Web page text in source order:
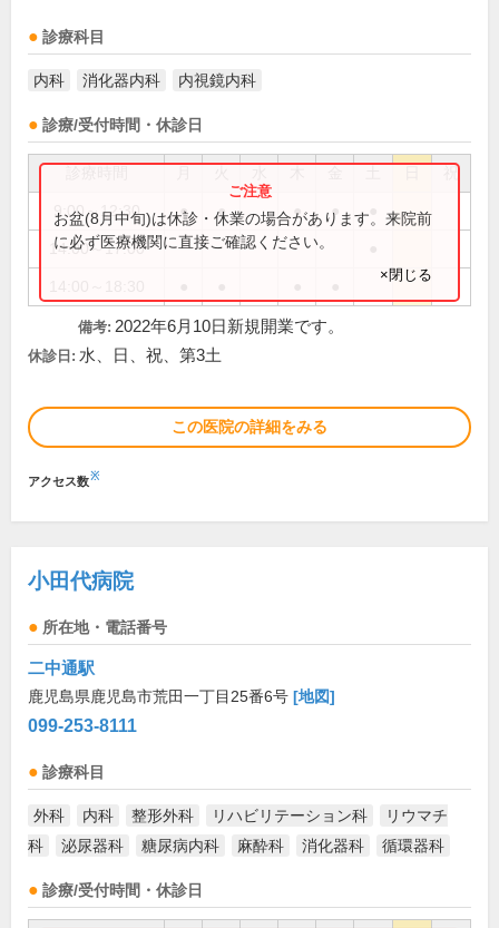
診療科目
内科 消化器内科 内視鏡内科
診療/受付時間・休診日
祝
9:00～12:30 ● ● ● ●
14:00～17:00
お盆(8月中旬)は休診・休業の場合があります。来院前
に必ず医療機関に直接ご確認ください。
×閉じる
備考: 2022年6月10日新規開業です。
休診日: 水、日、祝、第3土
この医院の詳細をみる
アクセス数※
小田代病院
所在地・電話番号
二中通駅
鹿児島県鹿児島市荒田一丁目25番6号 [地図]
099-253-8111
診療科目
外科 内科 整形外科 リハビリテーション科
リウマチ
科
泌尿器科 糖尿病内科 麻酔科 消化器科 循環器科
診療/受付時間・休診日